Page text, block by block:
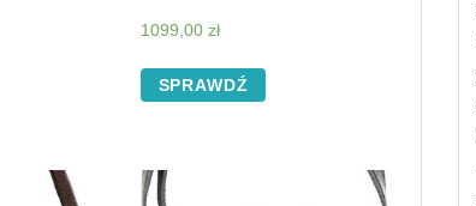
1099,00zł
SPRAWDŹ